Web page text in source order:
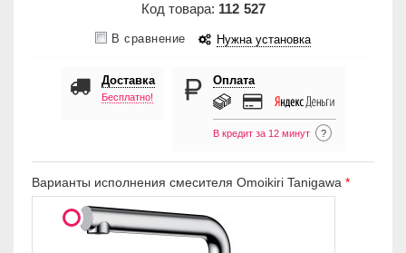
Код товара: 112 527
В сравнение Нужна установка
Доставка
Бесплатно!
Оплата
В кредит за 12 минут ?
Варианты исполнения смесителя Omoikiri Tanigawa